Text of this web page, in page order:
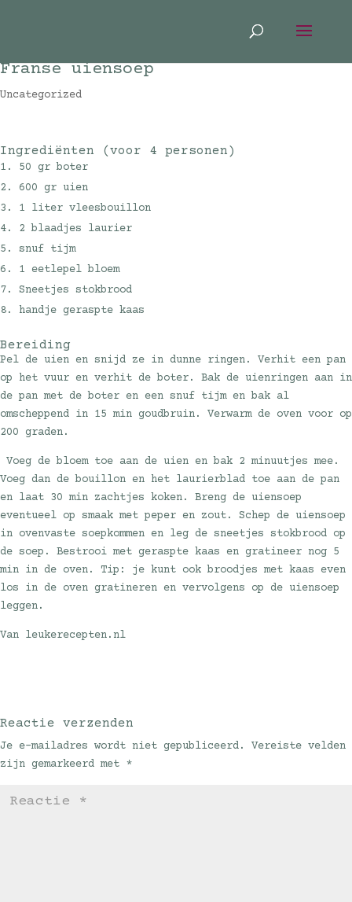
Franse uiensoep
Uncategorized
Ingrediënten (voor 4 personen)
50 gr boter
600 gr uien
1 liter vleesbouillon
2 blaadjes laurier
snuf tijm
1 eetlepel bloem
Sneetjes stokbrood
handje geraspte kaas
Bereiding
Pel de uien en snijd ze in dunne ringen. Verhit een pan
op het vuur en verhit de boter. Bak de uienringen aan in
de pan met de boter en een snuf tijm en bak al
omscheppend in 15 min goudbruin. Verwarm de oven voor op
200 graden.
Voeg de bloem toe aan de uien en bak 2 minuutjes mee.
Voeg dan de bouillon en het laurierblad toe aan de pan
en laat 30 min zachtjes koken. Breng de uiensoep
eventueel op smaak met peper en zout. Schep de uiensoep
in ovenvaste soepkommen en leg de sneetjes stokbrood op
de soep. Bestrooi met geraspte kaas en gratineer nog 5
min in de oven. Tip: je kunt ook broodjes met kaas even
los in de oven gratineren en vervolgens op de uiensoep
leggen.
Van leukerecepten.nl
Reactie verzenden
Je e-mailadres wordt niet gepubliceerd.
Vereiste velden
zijn gemarkeerd met *